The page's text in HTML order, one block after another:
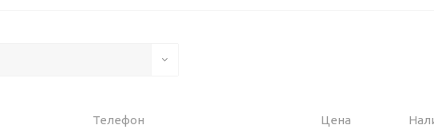
Телефон Цена